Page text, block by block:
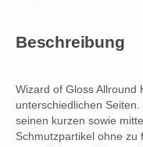
Beschreibung
Wizard of Gloss Allround
unterschiedlichen
seinen kurzen sowie
Schmutzpartikel ohne zu